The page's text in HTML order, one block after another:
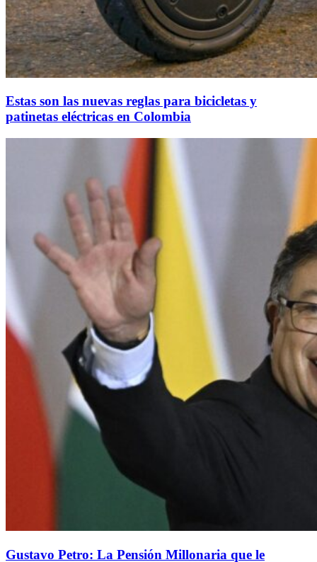
Estas son las nuevas reglas para bicicletas y
patinetas eléctricas en Colombia
Gustavo Petro: La Pensión Millonaria que le